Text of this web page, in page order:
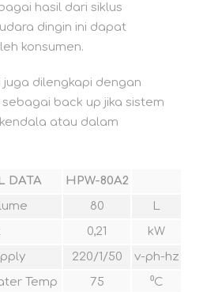
hasil dari siklus
dingin ini dapat
konsumen.
juga dilengkapi dengan
back up jika sistem
atau dalam
DATA
HPW-80A2
80
L
0,21
kW
220/1/50
v-ph-hz
Temp
75
⁰C